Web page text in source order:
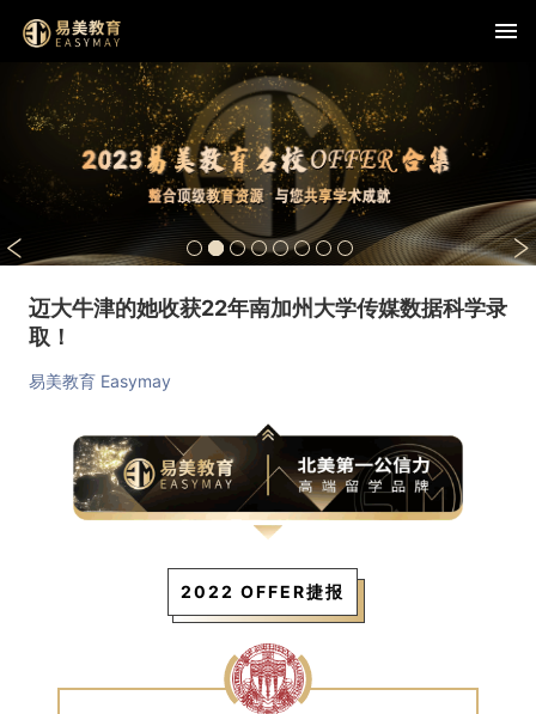
迈大牛津的她收获22年南加州大学传媒数据科学录
取！
易美教育 Easymay
2022 OFFER捷报